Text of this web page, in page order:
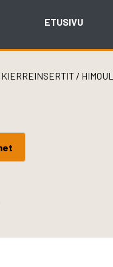
ETUSIVU
KIERREINSERTIT /